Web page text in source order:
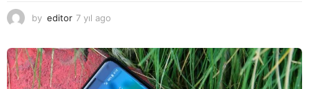
by editor 7 yıl ago
l
a
g